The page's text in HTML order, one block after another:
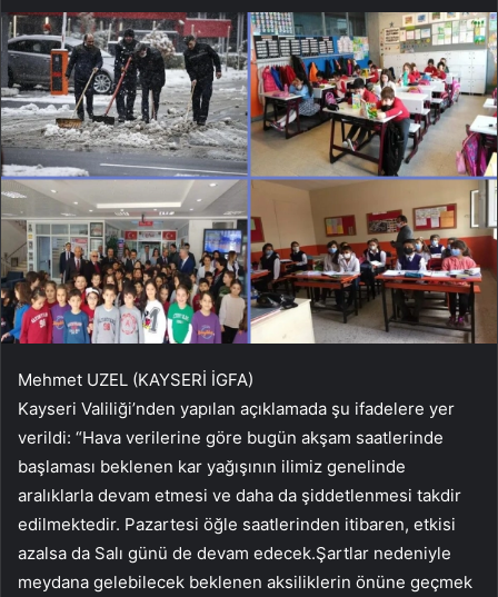
Mehmet UZEL (KAYSERİ İGFA)
Kayseri Valiliği’nden yapılan açıklamada şu ifadelere yer
verildi: “Hava verilerine göre bugün akşam saatlerinde
başlaması beklenen kar yağışının ilimiz genelinde
aralıklarla devam etmesi ve daha da şiddetlenmesi takdir
edilmektedir. Pazartesi öğle saatlerinden itibaren, etkisi
azalsa da Salı günü de devam edecek.Şartlar nedeniyle
meydana gelebilecek beklenen aksiliklerin önüne geçmek